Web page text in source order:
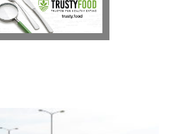
Salvagente